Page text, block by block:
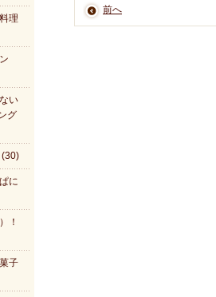
前へ
理
い
グ
(30)
に
！
子